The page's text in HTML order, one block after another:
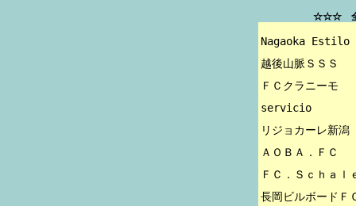
☆☆☆ 全
Nagaoka Estilo
越後山脈ＳＳＳ
ＦＣクラニーモ
servicio
リジョカーレ新潟
ＡＯＢＡ．ＦＣ
ＦＣ．Ｓｃｈａｌ